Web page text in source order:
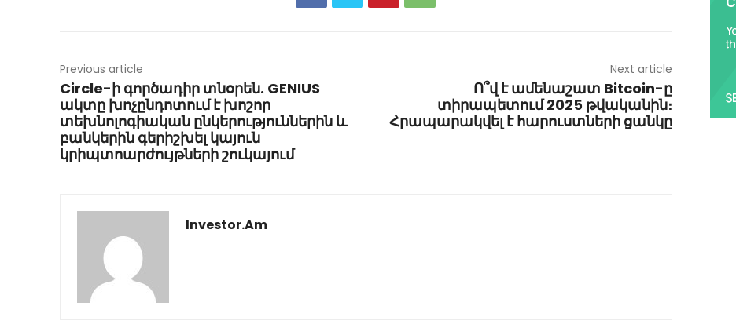
Previous article
Circle-ի գործադիր տնօրեն. GENIUS
ակտը խոչընդոտում է խոշոր
տեխնոլոգիական ընկերություններին և
բանկերին գերիշխել կայուն
կրիպտոարժույթների շուկայում
Next article
Ո՞վ է ամենաշատ Bitcoin-ը
տիրապետում 2025 թվականին։
Հրապարակվել է հարուստների ցանկը
Investor.am